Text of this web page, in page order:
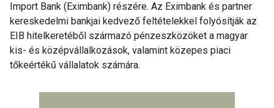
Import Bank (Eximbank) részére. Az Eximbank és partner
kereskedelmi bankjai kedvező feltételekkel folyósítják az
EIB hitelkeretéből származó pénzeszközöket a magyar
kis- és középvállalkozások, valamint közepes piaci
tőkeértékű vállalatok számára.